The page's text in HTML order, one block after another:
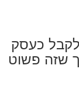
כעסק
שזה פשוט